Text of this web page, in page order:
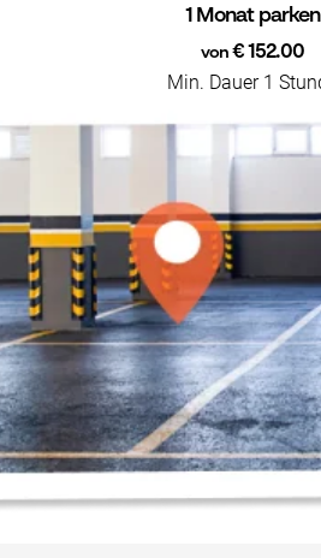
1 Monat parken
von€ 152.00
Min. Dauer 1